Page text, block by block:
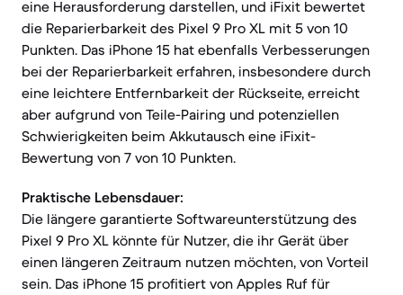
eine Herausforderung darstellen, und iFixit bewertet
die Reparierbarkeit des Pixel 9 Pro XL mit 5 von 10
Punkten. Das iPhone 15 hat ebenfalls Verbesserungen
bei der Reparierbarkeit erfahren, insbesondere durch
eine leichtere Entfernbarkeit der Rückseite, erreicht
aber aufgrund von Teile-Pairing und potenziellen
Schwierigkeiten beim Akkutausch eine iFixit-
Bewertung von 7 von 10 Punkten.
Praktische Lebensdauer:
Die längere garantierte Softwareunterstützung des
Pixel 9 Pro XL könnte für Nutzer, die ihr Gerät über
einen längeren Zeitraum nutzen möchten, von Vorteil
sein. Das iPhone 15 profitiert von Apples Ruf für